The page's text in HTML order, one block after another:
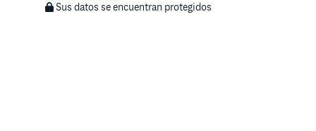
Sus datos se encuentran protegidos